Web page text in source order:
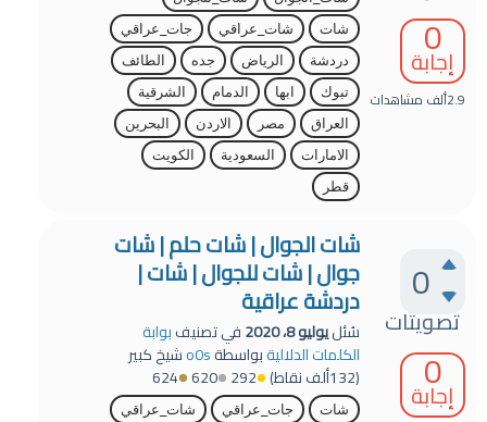
0
إجابة
2.9ألف مشاهدات
شات
شات_عراقي
جات_عراقي
دردشة
الرياض جده
الطائف
تبوك
ابها الدمام
الشرقية
العراق
مصر الاردن
البحرين
الامارات
السعودية
الكويت
قطر
0
تصويتات
0
إجابة
شات الجوال | شات حلم | شات
جوال | شات للجوال | شات |
دردشة عراقية
سُئليوليو 8، 2020 في تصنيفبوابة
الكلمات الدلاليةبواسطةo0sشيخ كبير
(132ألف نقاط) 292
620
624
شات جات_عراقي
شات_عراقي